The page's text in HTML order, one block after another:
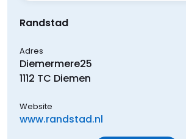
Randstad
Adres
Diemermere25
1112 TC Diemen
Website
www.randstad.nl